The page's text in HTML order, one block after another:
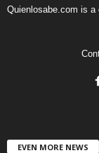
Quienlosabe.com is
EVEN MORE NEWS